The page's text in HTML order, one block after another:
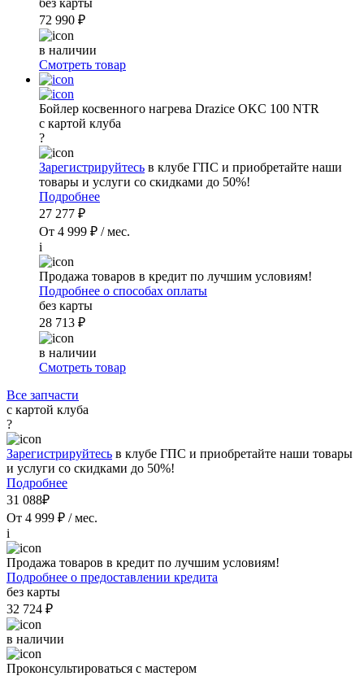
72 990 ₽
в наличии
Смотреть товар
Бойлер косвенного нагрева Drazice OKC 100 NTR
с картой клуба
?
Зарегистрируйтесь в клубе ГПС и приобретайте наши
товары и услуги со скидками до 50%!
Подробнее
27 277 ₽
От 4 999 ₽ / мес.
i
Продажа товаров в кредит по лучшим условиям!
Подробнее о способах оплаты
без карты
28 713 ₽
в наличии
Смотреть товар
Все запчасти
с картой клуба
?
Зарегистрируйтесь в клубе ГПС и приобретайте наши товары
и услуги со скидками до 50%!
Подробнее
31 088₽
От 4 999 ₽ / мес.
i
Продажа товаров в кредит по лучшим условиям!
Подробнее о предоставлении кредита
без карты
32 724 ₽
в наличии
Проконсультироваться с мастером